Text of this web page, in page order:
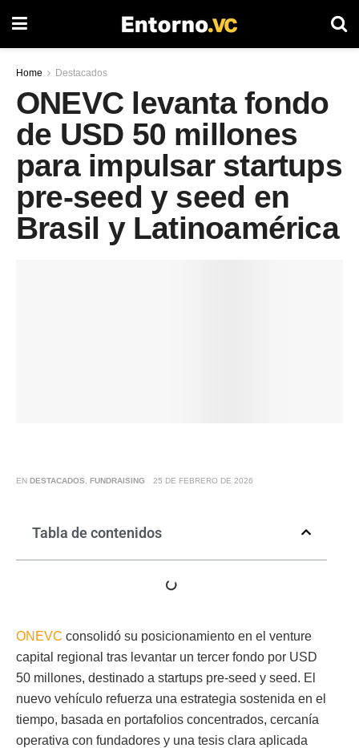
Home Destacados
ONEVC levanta fondo
de USD 50 millones
para impulsar startups
pre-seed y seed en
Brasil y Latinoamérica
EN DESTACADOS FUNDRAISING 25 DE FEBRERO DE 2026
Tabla de contenidos
ONEVC consolidó su posicionamiento en el venture
capital regional tras levantar un tercer fondo por USD
50 millones, destinado a startups pre-seed y seed. El
nuevo vehículo refuerza una estrategia sostenida en el
tiempo, basada en portafolios concentrados, cercanía
operativa con fundadores y una tesis clara aplicada